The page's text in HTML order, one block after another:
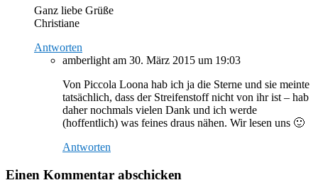
Ganz liebe Grüße
Christiane
Antworten
amberlight am 30. März 2015 um 19:03
Von Piccola Loona hab ich ja die Sterne und sie meinte
tatsächlich, dass der Streifenstoff nicht von ihr ist – hab
daher nochmals vielen Dank und ich werde
(hoffentlich) was feines draus nähen. Wir lesen uns 🙂
Antworten
Einen Kommentar abschicken